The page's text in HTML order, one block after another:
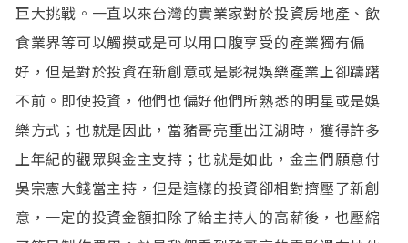
巨大挑戰。一直以來台灣的實業家對於投資房地產、飲
食業界等可以觸摸或是可以用口腹享受的產業獨有偏
好，但是對於投資在新創意或是影視娛樂產業上卻躊躇
不前。即使投資，他們也偏好他們所熟悉的明星或是娛
樂方式；也就是因此，當豬哥亮重出江湖時，獲得許多
上年紀的觀眾與金主支持；也就是如此，金主們願意付
吳宗憲大錢當主持，但是這樣的投資卻相對擠壓了新創
意，一定的投資金額扣除了給主持人的高薪後，也壓縮